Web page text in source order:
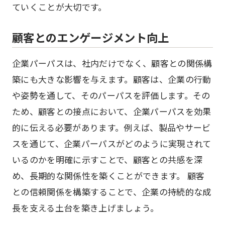
ていくことが大切です。
顧客とのエンゲージメント向上
企業パーパスは、社内だけでなく、顧客との関係構
築にも大きな影響を与えます。顧客は、企業の行動
や姿勢を通して、そのパーパスを評価します。その
ため、顧客との接点において、企業パーパスを効果
的に伝える必要があります。例えば、製品やサービ
スを通じて、企業パーパスがどのように実現されて
いるのかを明確に示すことで、顧客との共感を深
め、長期的な関係性を築くことができます。 顧客
との信頼関係を構築することで、企業の持続的な成
長を支える土台を築き上げましょう。